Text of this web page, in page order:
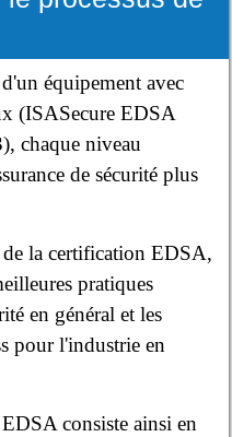
équipement avec
(ISASecure EDSA
chaque niveau
de sécurité plus
la certification EDSA,
pratiques
en général et les
pour l'industrie en
consiste ainsi en